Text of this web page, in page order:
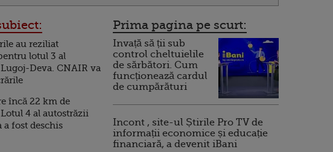
au reziliat
lotul 3 al
Deva. CNAIR va
încă 22 km de
4 al autostrăzii
a fost deschis
Prima pagina pe scurt:
Invață să ții sub
control cheltuielile
de sărbători. Cum
funcționează cardul
de cumpărături
Incont , site-ul Știrile Pro TV de
informații economice și educație
financiară, a devenit iBani